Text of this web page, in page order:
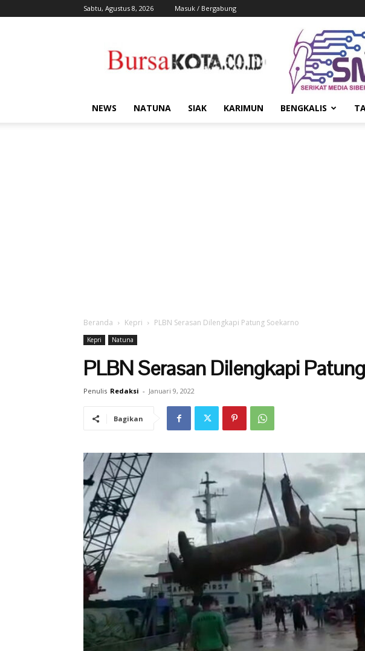
Sabtu, Agustus 8, 2026 Masuk / Bergabung
Kota
NEWS NATUNA SIAK KARIMUN BENGKALIS
Beranda Kepri PLBN Serasan Dilengkapi Patung Soekarno
Kepri Natuna
PLBN Serasan Dilengkapi
Penulis Redaksi - Januari 9, 2022
Bagikan